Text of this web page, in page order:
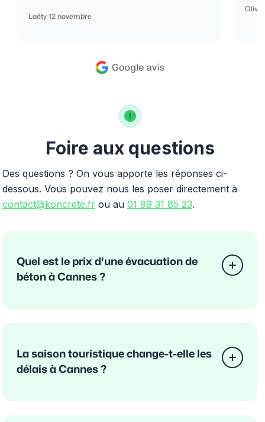
Laëty 12 novembre
Foire aux questions
Des questions ? On vous apporte les réponses ci-
dessous. Vous pouvez nous les poser directement à
contact@koncrete.fr ou au 01 89 31 85 23.
Quel est le prix d'une évacuation de
béton à Cannes ?
La saison touristique change-t-elle les
délais à Cannes ?